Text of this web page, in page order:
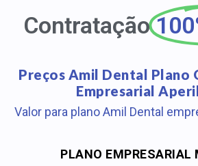
Contratação
Preços Amil Dental Plano
Empresarial
Valor para plano Amil Dental
PLANO EMPRESARIAL